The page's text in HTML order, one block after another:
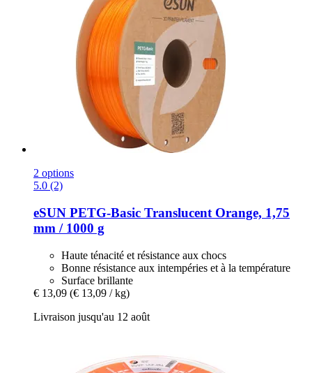
2 options
5.0 (2)
eSUN PETG-​Basic Translucent Orange, 1,75
mm / 1000 g
Haute ténacité et résistance aux chocs
Bonne résistance aux intempéries et à la température
Surface brillante
€ 13,09 (€ 13,09 / kg)
Livraison jusqu'au 12 août